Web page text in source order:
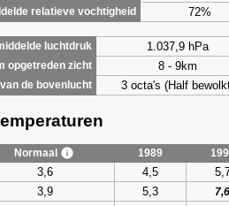
relatieve vochtigheid 72%
luchtdruk 1.037,9 hPa
opgetreden zicht 8 - 9km
de bovenlucht 3 octa's (Half
Normaal 1989
3,6 4,5
3,9 5,3
7,6